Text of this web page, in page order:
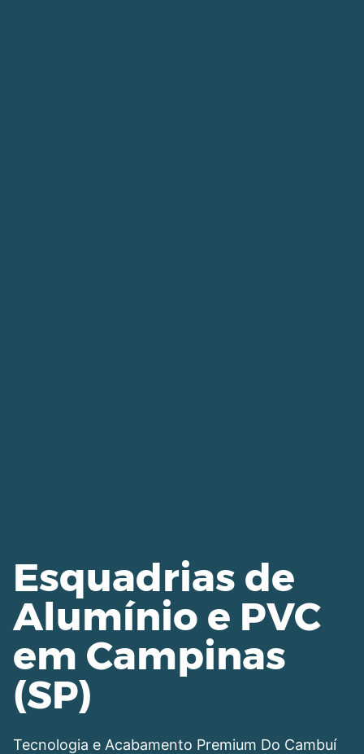
Esquadrias de
Alumínio e PVC
em Campinas
(SP)
Tecnologia e Acabamento Premium Do Cambuí